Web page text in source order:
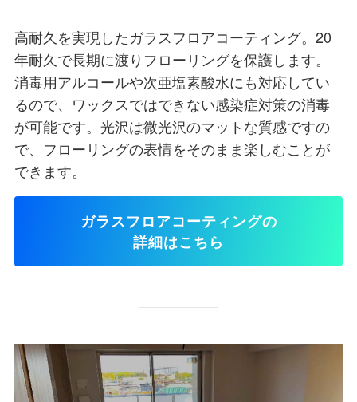
高耐久を実現したガラスフロアコーティング。20
年耐久で長期に渡りフローリングを保護します。
消毒用アルコールや次亜塩素酸水にも対応してい
るので、ワックスではできない感染症対策の消毒
が可能です。光沢は微光沢のマットな質感ですの
で、フローリングの表情をそのまま楽しむことが
できます。
ガラスフロアコーティングの
詳細はこちら